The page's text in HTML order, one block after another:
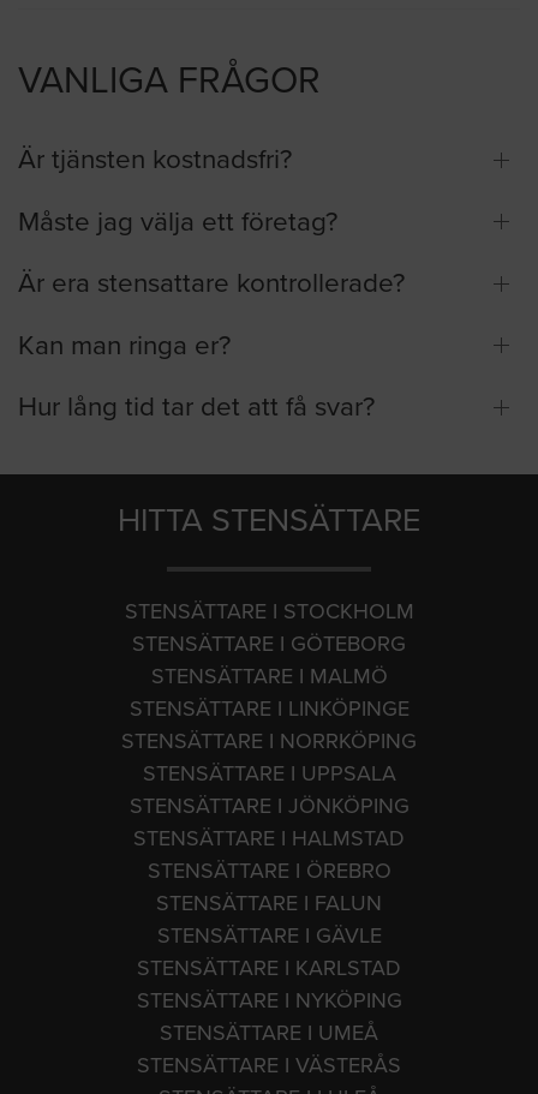
VANLIGA FRÅGOR
Är tjänsten kostnadsfri?
Måste jag välja ett företag?
Är era stensattare kontrollerade?
Kan man ringa er?
Hur lång tid tar det att få svar?
HITTA STENSÄTTARE
STENSÄTTARE I STOCKHOLM
STENSÄTTARE I GÖTEBORG
STENSÄTTARE I MALMÖ
STENSÄTTARE I LINKÖPINGE
STENSÄTTARE I NORRKÖPING
STENSÄTTARE I UPPSALA
STENSÄTTARE I JÖNKÖPING
STENSÄTTARE I HALMSTAD
STENSÄTTARE I ÖREBRO
STENSÄTTARE I FALUN
STENSÄTTARE I GÄVLE
STENSÄTTARE I KARLSTAD
STENSÄTTARE I NYKÖPING
STENSÄTTARE I UMEÅ
STENSÄTTARE I VÄSTERÅS